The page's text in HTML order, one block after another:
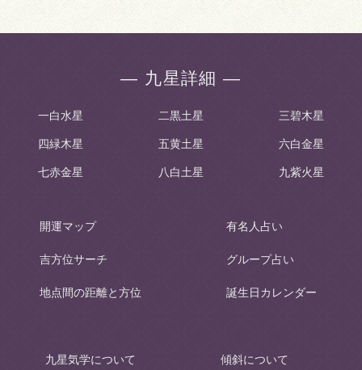
― 九星詳細 ―
一白水星 二黒土星 三碧木星
四緑木星 五黄土星 六白金星
七赤金星 八白土星 九紫火星
開運マップ
吉方位サーチ
地点間の距離と方位
有名人占い
グループ占い
誕生日カレンダー
九星気学について 傾斜について